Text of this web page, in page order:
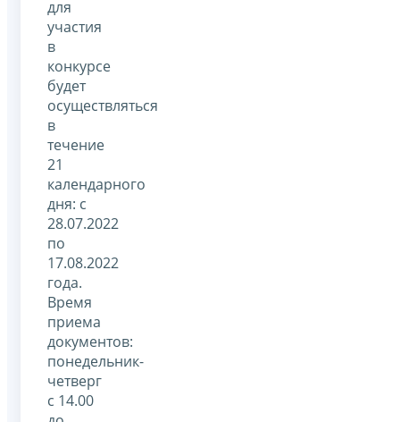
для
участия
в
конкурсе
будет
осуществляться
в
течение
21
календарного
дня: с
28.07.2022
по
17.08.2022
года.
Время
приема
документов:
понедельник-
четверг
с 14.00